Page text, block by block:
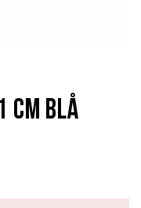
cm Blå